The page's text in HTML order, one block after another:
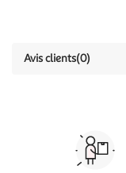
Avis clients(0)